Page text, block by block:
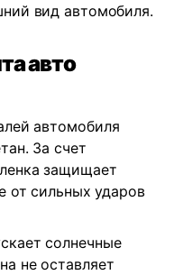
вид автомобиля.
авто
автомобиля
За счет
защищает
от сильных ударов
солнечные
не оставляет